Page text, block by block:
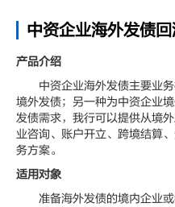
中资企业海外发债
产品介绍
中资企业海外发债主要业务
境外发债；另一种为中资企业
发债需求，我行可以提供从境
业咨询、账户开立、跨境结算
务方案。
适用对象
准备海外发债的境内企业或